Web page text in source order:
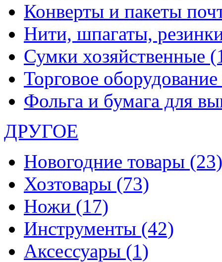
Конверты и пакеты
Нити, шпагаты,
Сумки хозяйственные
Торговое оборудование
Фольга и бумага для
ДРУГОЕ
Новогодние товары (23)
Хозтовары (73)
Ножи (17)
Инструменты (42)
Аксессуары (1)